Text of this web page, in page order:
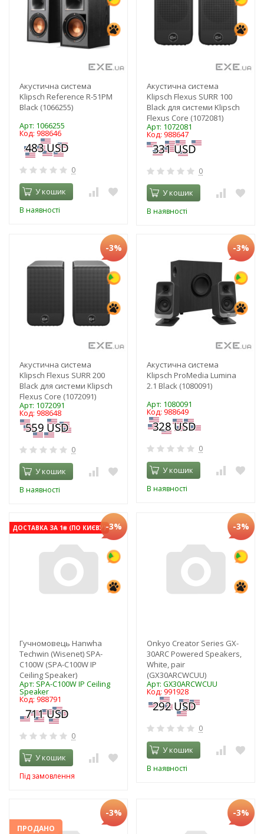
Акустична система
Klipsch Reference R-51PM
Black (1066255)
Арт: 1066255
Код: 988646
0
У кошик
В наявності
Акустична система
Klipsch Flexus SURR 100
Black для системи Klipsch
Flexus Core (1072081)
Арт: 1072081
Код: 988647
0
У кошик
В наявності
-3%
Акустична система
Klipsch Flexus SURR 200
Black для системи Klipsch
Flexus Core (1072091)
Арт: 1072091
Код: 988648
0
У кошик
В наявності
-3%
Акустична система
Klipsch ProMedia Lumina
2.1 Black (1080091)
Арт: 1080091
Код: 988649
0
У кошик
В наявності
ДОСТАВКА ЗА 1₴ (ПО КИЄВУ)-3%
Гучномовець Hanwha
Techwin (Wisenet) SPA-
C100W (SPA-C100W IP
Ceiling Speaker)
Арт: SPA-C100W IP Ceiling
Speaker
Код: 988791
0
У кошик
Під замовлення
-3%
Onkyo Creator Series GX-
30ARC Powered Speakers,
White, pair
(GX30ARCWCUU)
Арт: GX30ARCWCUU
Код: 991928
0
У кошик
В наявності
ПРОДАНО
-3% -3%